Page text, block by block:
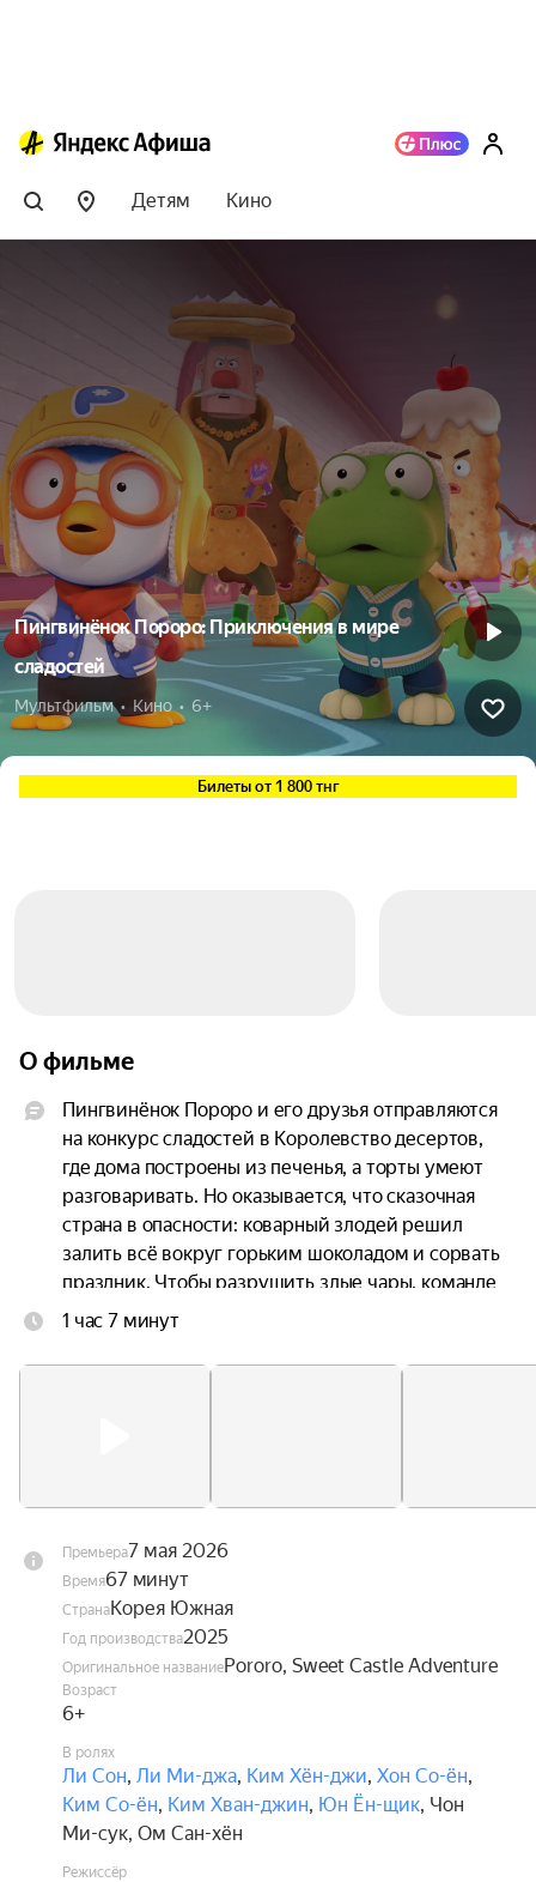
Детям Кино
Пингвинёнок Пороро: Приключения в мире
сладостей
Мультфильм  •  Кино  •  6+
Билеты от 1 800 тнг
О фильме
Пингвинёнок Пороро и его друзья отправляются
на конкурс сладостей в Королевство десертов,
где дома построены из печенья, а торты умеют
разговаривать. Но оказывается, что сказочная
страна в опасности: коварный злодей решил
залить всё вокруг горьким шоколадом и сорвать
праздник. Чтобы разрушить злые чары, команде
Пороро предстоит выполнить секретную
самое сердце Сладкого замка.
1 час 7 минут
Премьера7 мая 2026
Время67 минут
СтранаКорея Южная
Год производства2025
Оригинальное названиеPororo, Sweet Castle Adventure
Возраст
6+
В ролях
Ли Сон, Ли Ми-джа, Ким Хён-джи, Хон Со-ён,
Ким Со-ён, Ким Хван-джин, Юн Ён-щик, Чон
Ми-сук, Ом Сан-хён
Режиссёр